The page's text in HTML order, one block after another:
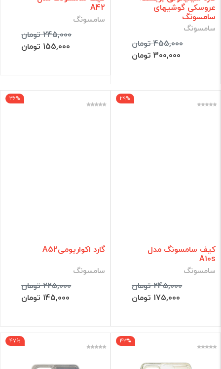
عروسکی گوشیهای
سامسونگ
سامسونگ
455,000 تومان
300,000 تومان
A42
سامسونگ
245,000 تومان
155,000 تومان
29%
کیف سامسونگ مدل
A10s
سامسونگ
245,000 تومان
175,000 تومان
36%
گارد اکواریومیA52
سامسونگ
225,000 تومان
145,000 تومان
43%
47%